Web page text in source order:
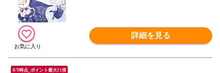
詳細を見る
8/9時点_ポイント最大11倍